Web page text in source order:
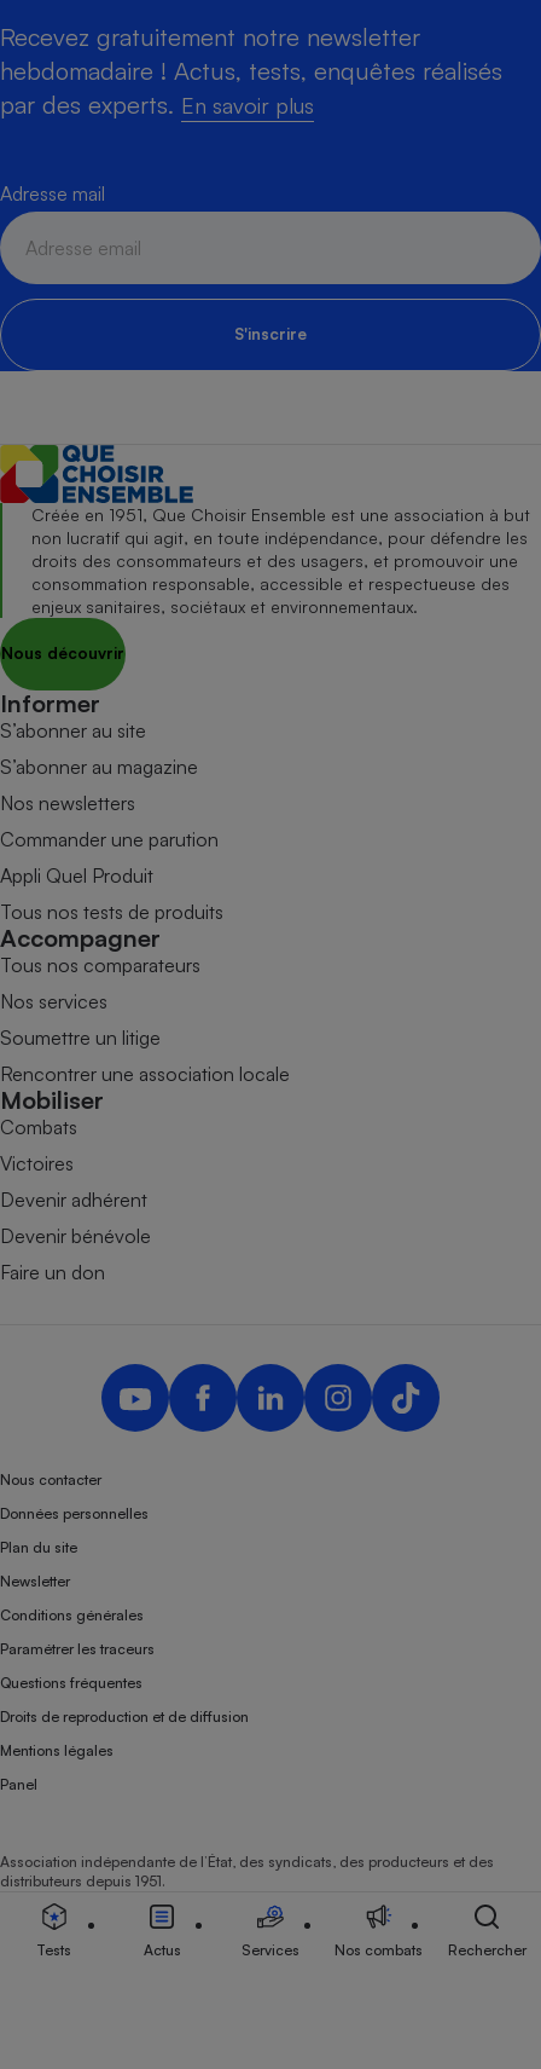
Recevez gratuitement notre newsletter
hebdomadaire ! Actus, tests, enquêtes réalisés
par des experts. En savoir plus
Adresse mail
S'inscrire
Créée en 1951, Que Choisir Ensemble est une association à but
non lucratif qui agit, en toute indépendance, pour défendre les
droits des consommateurs et des usagers, et promouvoir une
consommation responsable, accessible et respectueuse des
enjeux sanitaires, sociétaux et environnementaux.
Nous découvrir
Informer
S’abonner au site
S’abonner au magazine
Nos newsletters
Commander une parution
Appli Quel Produit
Tous nos tests de produits
Accompagner
Tous nos comparateurs
Nos services
Soumettre un litige
Rencontrer une association locale
Mobiliser
Combats
Victoires
Devenir adhérent
Devenir bénévole
Faire un don
Nous contacter
Données personnelles
Plan du site
Newsletter
Conditions générales
Paramétrer les traceurs
Questions fréquentes
Droits de reproduction et de diffusion
Mentions légales
Panel
Association indépendante de l’État, des syndicats, des producteurs et des
distributeurs depuis 1951.
Tests Actus Services Nos combats Rechercher